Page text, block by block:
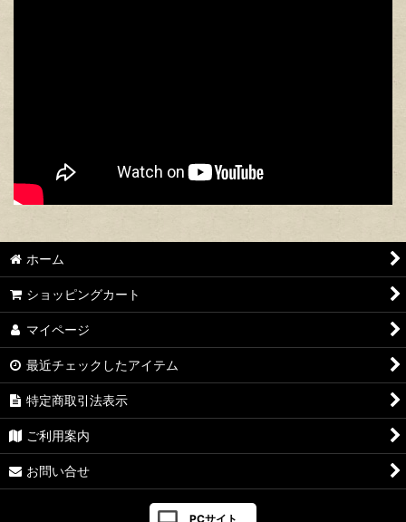
ホーム
ショッピングカート
マイページ
最近チェックしたアイテム
特定商取引法表示
ご利用案内
お問い合せ
PCサイト